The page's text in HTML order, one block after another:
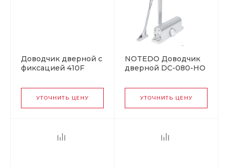
Доводчик дверной с
фиксацией 410F
кг серебро
УТОЧНИТЬ ЦЕНУ
NOTEDO Доводчик
дверной DC-080-НО
60-120 кг серебр.(10)
УТОЧНИТЬ ЦЕНУ